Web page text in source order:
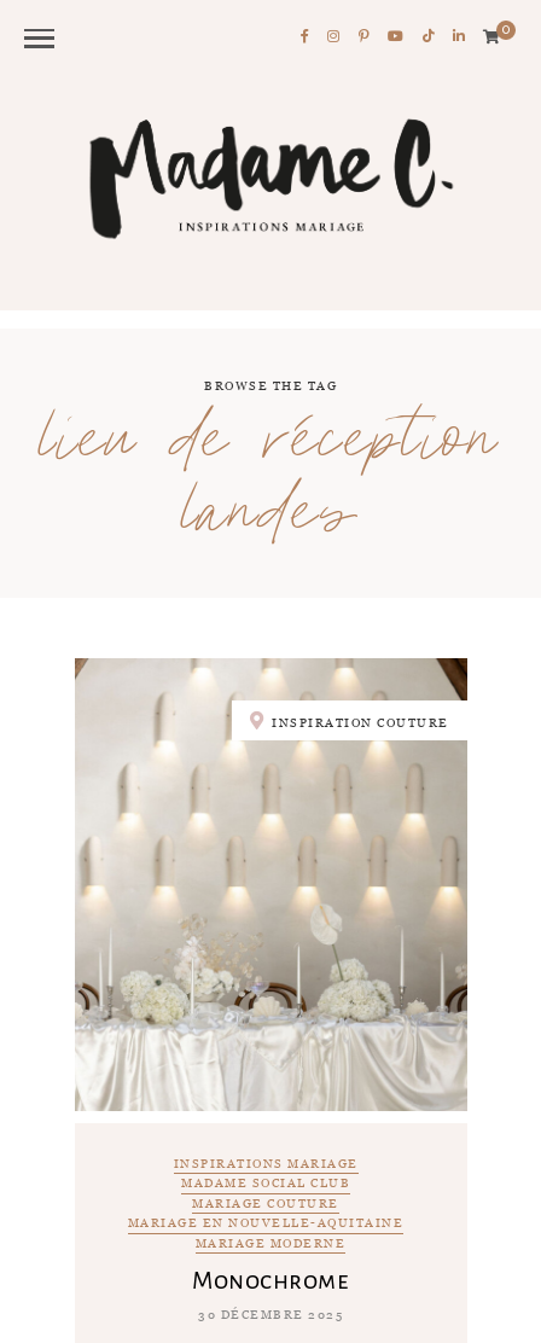
0
BROWSE THE TAG
lieu de réception
landes
INSPIRATION COUTURE
INSPIRATIONS MARIAGE
MADAME SOCIAL CLUB
MARIAGE COUTURE
MARIAGE EN NOUVELLE-AQUITAINE
MARIAGE MODERNE
Monochrome
30 DÉCEMBRE 2025